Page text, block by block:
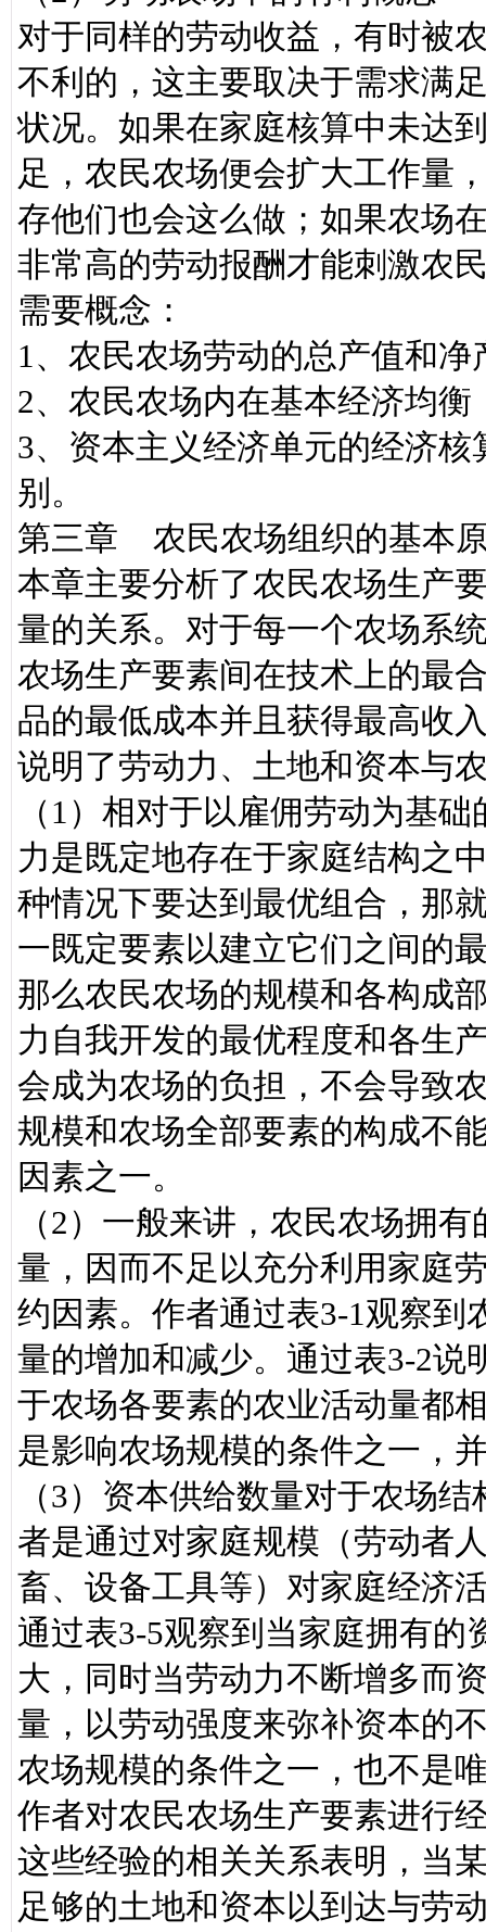
对于同样的劳动收益，有时被
不利的，这主要取决于需求满
状况。如果在家庭核算中未达
足，农民农场便会扩大工作量
存他们也会这么做；如果农场
非常高的劳动报酬才能刺激农
需要概念：
1、农民农场劳动的总产值和净
2、农民农场内在基本经济均
3、资本主义经济单元的经济
别。
第三章 农民农场组织的基本
本章主要分析了农民农场生产
量的关系。对于每一个农场系
农场生产要素间在技术上的最
品的最低成本并且获得最高收
说明了劳动力、土地和资本与
（1）相对于以雇佣劳动为基
力是既定地存在于家庭结构之
种情况下要达到最优组合，那
一既定要素以建立它们之间的
那么农民农场的规模和各构成
力自我开发的最优程度和各生
会成为农场的负担，不会导致
规模和农场全部要素的构成不
因素之一。
（2）一般来讲，农民农场拥
量，因而不足以充分利用家庭
约因素。作者通过表3-1观察到
量的增加和减少。通过表3-2说
于农场各要素的农业活动量都
是影响农场规模的条件之一，
（3）资本供给数量对于农场
者是通过对家庭规模（劳动者
畜、设备工具等）对家庭经济
通过表3-5观察到当家庭拥有
大，同时当劳动力不断增多而
量，以劳动强度来弥补资本的
农场规模的条件之一，也不是
作者对农民农场生产要素进行
这些经验的相关关系表明，当
足够的土地和资本以到达与劳